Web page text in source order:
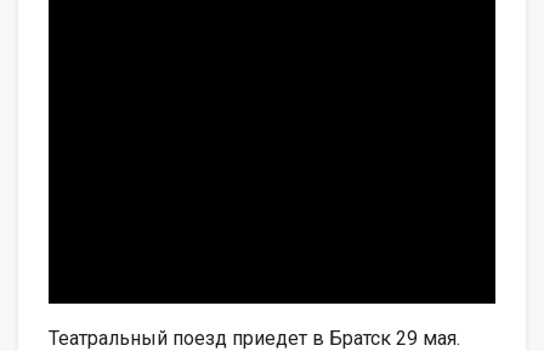
Театральный поезд приедет в Братск 29 мая.